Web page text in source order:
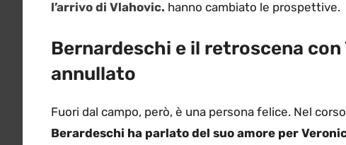
l’arrivo di Vlahovic. hanno cambiato le prospettive.
Bernardeschi e il retroscena
annullato
Fuori dal campo, però, è una persona felice. Nel
Berardeschi ha parlato del suo amore per